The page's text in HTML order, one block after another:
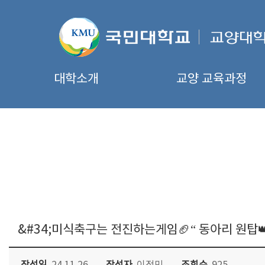
대학소개 교양 교육과정
&#34;미식축구는 전진하는게임🏈“ 동아리 원